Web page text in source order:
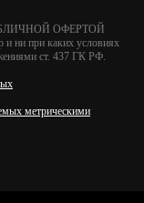
ОФЕРТОЙ
и ни при каких условиях
ст. 437 ГК РФ.
метрическими